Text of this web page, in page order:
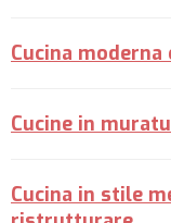
Cucina
Cucine in
Cucina in stile